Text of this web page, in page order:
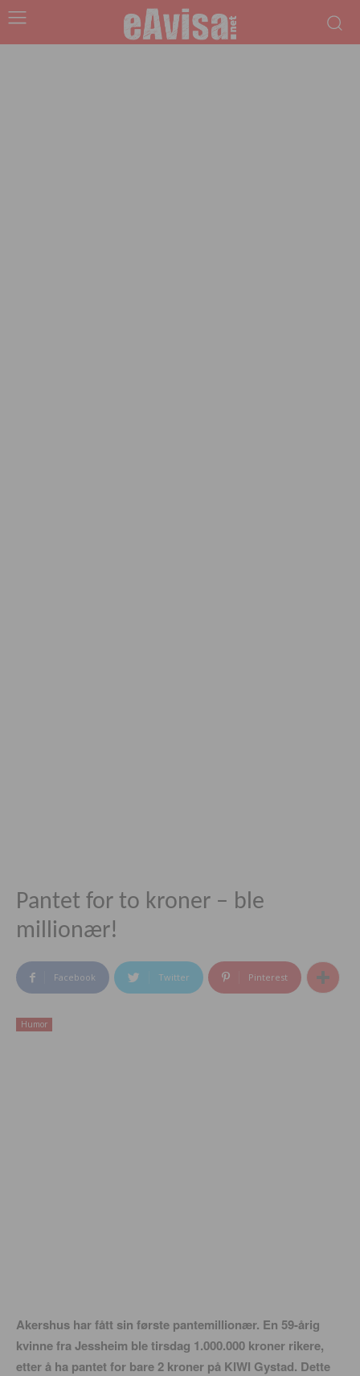
Pantet for to kroner – ble
millionær!
Facebook Twitter Pinterest
Humor
Akershus har fått sin første pantemillionær. En 59-årig
kvinne fra Jessheim ble tirsdag 1.000.000 kroner rikere,
etter å ha pantet for bare 2 kroner på KIWI Gystad. Dette